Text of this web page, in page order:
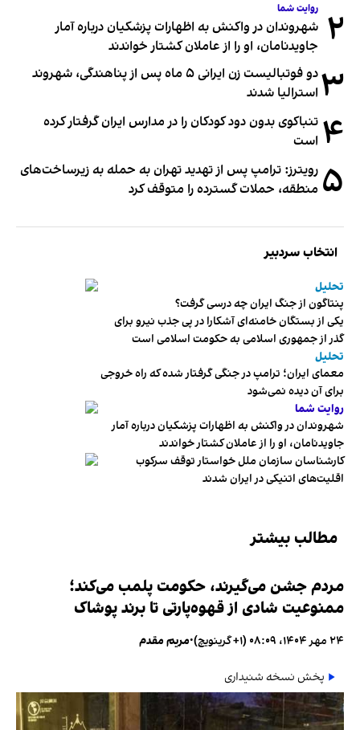
۲ روایت شما
شهروندان در واکنش به اظهارات پزشکیان درباره آمار
جاویدنامان، او را از عاملان کشتار خواندند
۳
دو فوتبالیست زن ایرانی ۵ ماه پس از پناهندگی، شهروند
استرالیا شدند
۴ تنباکوی بدون دود کودکان را در مدارس ایران گرفتار کرده
است
۵ رویترز: ترامپ پس از تهدید تهران به حمله به زیرساخت‌های
منطقه، حملات گسترده را متوقف کرد
انتخاب سردبیر
تحلیل
پنتاگون از جنگ ایران چه درسی گرفت؟
یکی از بستگان خامنه‌ای آشکارا در پی جذب نیرو برای
گذر از جمهوری اسلامی به حکومت اسلامی است
تحلیل
معمای ایران؛ ترامپ در جنگی گرفتار شده که راه خروجی
برای آن دیده نمی‌شود
روایت شما
شهروندان در واکنش به اظهارات پزشکیان درباره آمار
جاویدنامان، او را از عاملان کشتار خواندند
کارشناسان سازمان ملل خواستار توقف سرکوب
اقلیت‌های اتنیکی در ایران شدند
مطالب بیشتر
مردم جشن می‌گیرند، حکومت پلمب می‌کند؛
ممنوعیت شادی از قهوه‌پارتی تا برند پوشاک
۲۴ مهر ۱۴۰۴، ۰۸:۰۹ (‎+۱ گرینویچ) •مریم مقدم
پخش نسخه شنیداری